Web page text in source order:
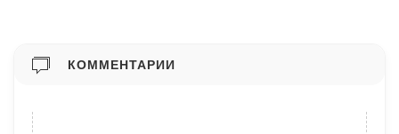
КОММЕНТАРИИ